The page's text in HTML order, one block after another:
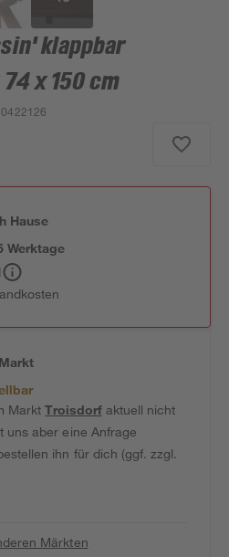
klappbar
x 150 cm
Hause
Werktage
MarktTroisdorfaktuell nicht
uns aber eine Anfrage
ihn für dich (ggf. zzgl.
Märkten